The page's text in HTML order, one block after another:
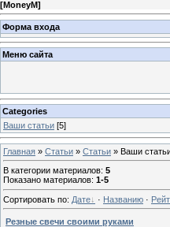
[MoneyM]
Форма входа
Меню сайта
Categories
Ваши статьи [5]
Главная » Статьи » Статьи » Ваши
В категории материалов: 5
Показано материалов: 1-5
Сортировать по: Дате · Названию ·
Резные свечи своими руками